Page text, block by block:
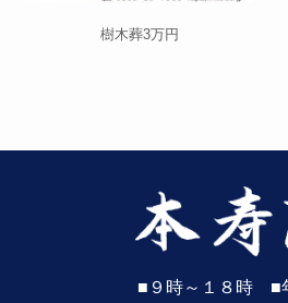
樹木葬3万円
■９時～１８時 ■